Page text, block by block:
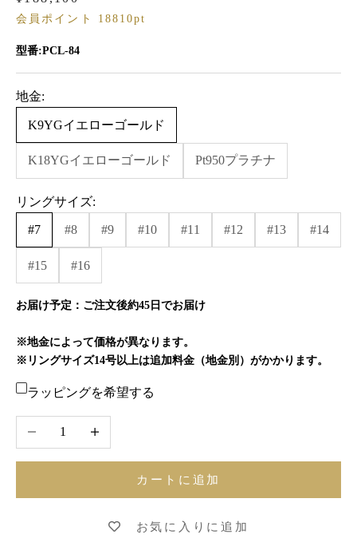
会員ポイント 18810pt
型番:PCL-84
地金:
K9YGイエローゴールド
K18YGイエローゴールド Pt950プラチナ
リングサイズ:
#7 #8 #9 #10 #11 #12 #13 #14
#15 #16
お届け予定： ご注文後約45日でお届け
※地金によって価格が異なります。
※リングサイズ14号以上は追加料金（地金別）がかかります。
ラッピングを希望する
数量を減らす数量を増やす
カートに追加
お気に入りに追加